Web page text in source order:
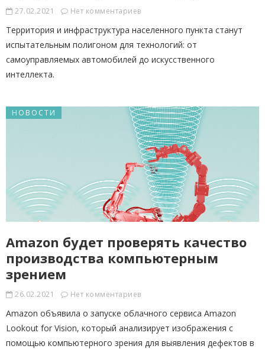
27.02.2021 Нет комментариев
Территория и инфраструктура населенного пункта станут
испытательным полигоном для технологий: от
самоуправляемых автомобилей до искусственного
интеллекта.
НОВОСТИ
Amazon будет проверять качество
производства компьютерным
зрением
26.02.2021 Нет комментариев
Amazon объявила о запуске облачного сервиса Amazon
Lookout for Vision, который анализирует изображения с
помощью компьютерного зрения для выявления дефектов в